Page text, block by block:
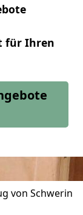
für Ihren
von Schwerin